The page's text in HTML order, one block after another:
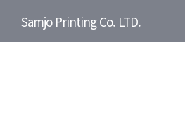
츠
Samjo Printing Co. LTD.